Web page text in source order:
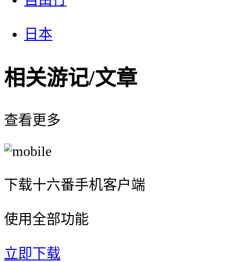
日本
相关游记/文章
查看更多
下载十六番手机客户端
使用全部功能
立即下载